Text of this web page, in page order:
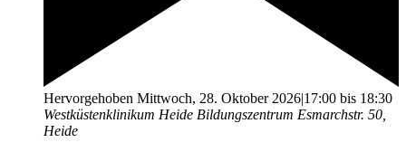
Hervorgehoben Mittwoch, 28. Oktober 2026|17:00 bis 18:30
Westküstenklinikum Heide Bildungszentrum Esmarchstr. 50,
Heide